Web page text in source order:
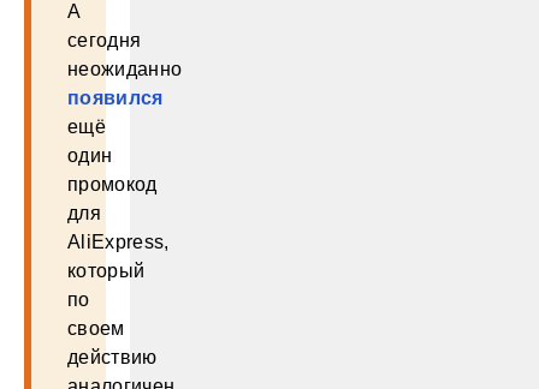
А
сегодня
неожиданно
появился
ещё
один
промокод
для
AliExpress,
который
по
своем
действию